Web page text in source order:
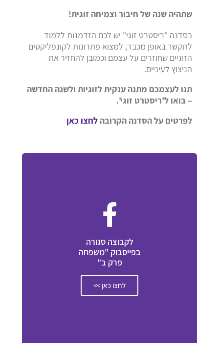
שתהיה שנה של חיבור וצמיחה זוגית!
בסדנה "ריסטרט זוגי" יש לכם הזדמנות ללמוד
לתקשר באופן מכבד, למצוא פתרונות לקונפליקטים
הזוגיים שחוזרים על עצמם וכמובן להחזיר את
הניצוץ לעיניים.
תנו לעצמכם מתנה ענקית לזוגיות ולשנה החדשה
– בואו ל'ריסטרט זוגי'.
לפרטים על הסדנה הקרובה לחצו כאן
לקבוצה סגורה
בפייסבוק "משפחה
פרק ב"
לחצו כאן >>